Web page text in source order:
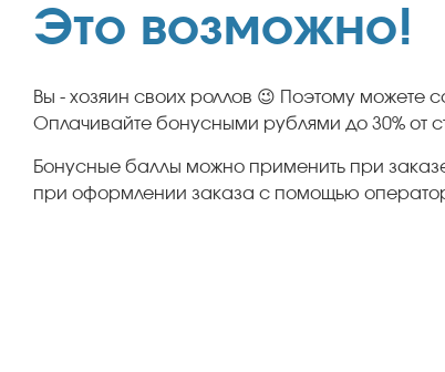
Это возможно!
Вы - хозяин своих роллов 😉 Поэтому можете
Оплачивайте бонусными рублями до 30% от
Бонусные баллы можно применить при
при оформлении заказа с помощью